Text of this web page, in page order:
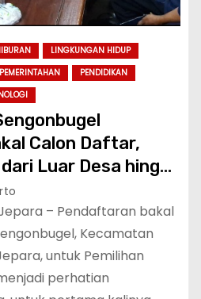
LINGKUNGAN HIDUP
PEMERINTAHAN
PENDIDIKAN
Calon Daftar,
Luar Desa hingga
– Pendaftaran bakal
Kecamatan
untuk Pemilihan
perhatian